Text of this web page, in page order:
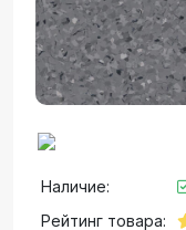
Наличие:
Рейтинг товара: